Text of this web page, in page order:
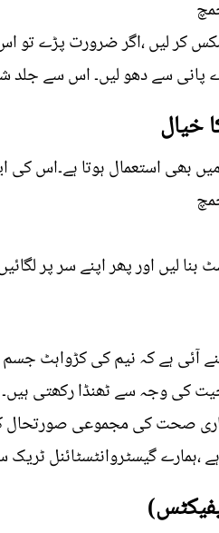
پانی سے دھو لیں۔ اس سے جلد
خیال
میں بھی استعمال ہوتا ہے۔اس
بنا لیں اور پھر اپنے سر پر
آئی ہے کہ نیم کی کڑواہٹ
کی وجہ سے ٹھنڈا رکھتی
صحت کی مجموعی صورتحال
،ہمارے گیسٹروانٹسٹائنل